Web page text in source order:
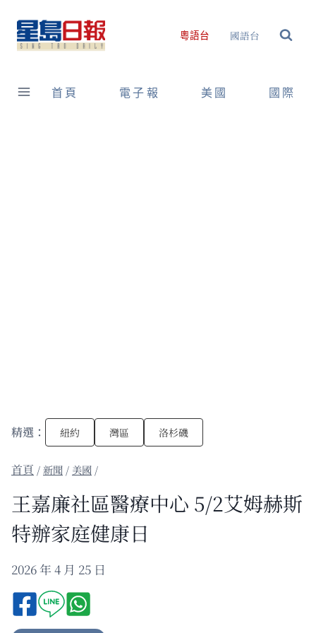
content
粵語台 國語台
首頁 電子報 美國 國際
精選： 紐約 灣區 洛杉磯
/新聞 / 美國 /
王嘉廉社區醫療中心 5/2艾姆赫斯
特辦家庭健康日
2026 年 4 月 25 日